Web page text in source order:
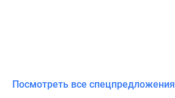
Посмотреть все спецпредложения